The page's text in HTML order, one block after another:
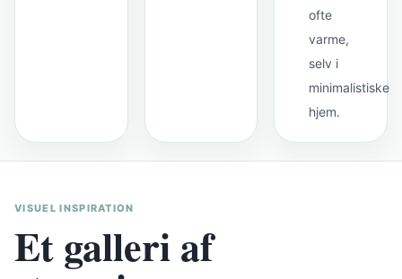
ofte
varme,
selv i
minimalistiske
hjem.
VISUEL INSPIRATION
Et galleri af